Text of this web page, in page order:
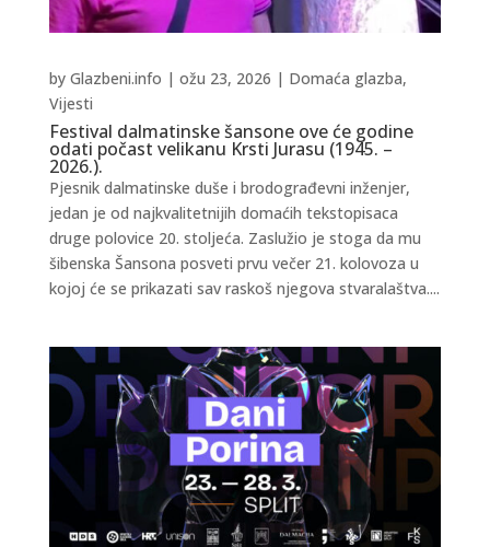
Festival dalmatinske šansone ove će godine
odati počast velikanu Krsti Jurasu (1945. –
2026.).
by Glazbeni.info | ožu 23, 2026 | Domaća glazba,
Vijesti
Pjesnik dalmatinske duše i brodograđevni inženjer,
jedan je od najkvalitetnijih domaćih tekstopisaca
druge polovice 20. stoljeća. Zaslužio je stoga da mu
šibenska Šansona posveti prvu večer 21. kolovoza u
kojoj će se prikazati sav raskoš njegova stvaralaštva....